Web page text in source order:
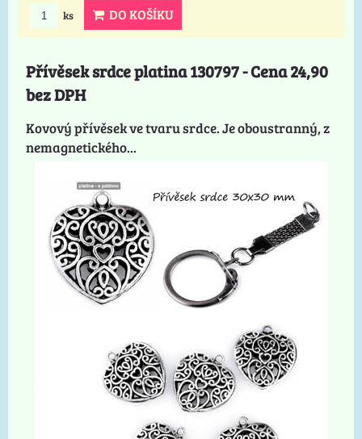
ks DO KOŠÍKU
Přívěsek srdce platina 130797 - Cena 24,90
bez DPH
Kovový přívěsek ve tvaru srdce. Je oboustranný, z
nemagnetického...